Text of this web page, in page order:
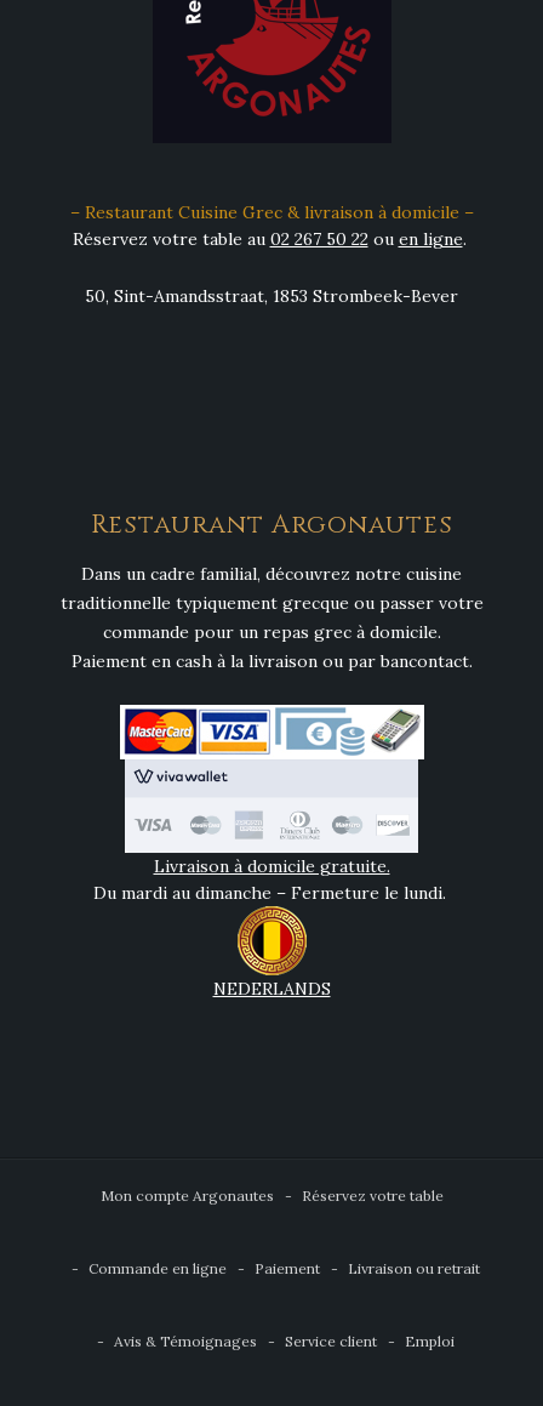
– Restaurant Cuisine Grec & livraison à domicile –
Réservez votre table au 02 267 50 22ou en ligne.
50, Sint-Amandsstraat, 1853 Strombeek-Bever
Restaurant Argonautes
Dans un cadre familial, découvrez notre cuisine
traditionnelle typiquement grecque ou passer votre
commande pour un repas grec à domicile.
Paiement en cash à la livraison ou par bancontact.
Livraison à domicile gratuite.
Du mardi au dimanche – Fermeture le lundi.
NEDERLANDS
Mon compte Argonautes Réservez votre table
Commande en ligne Paiement Livraison ou retrait
Avis & Témoignages Service client Emploi